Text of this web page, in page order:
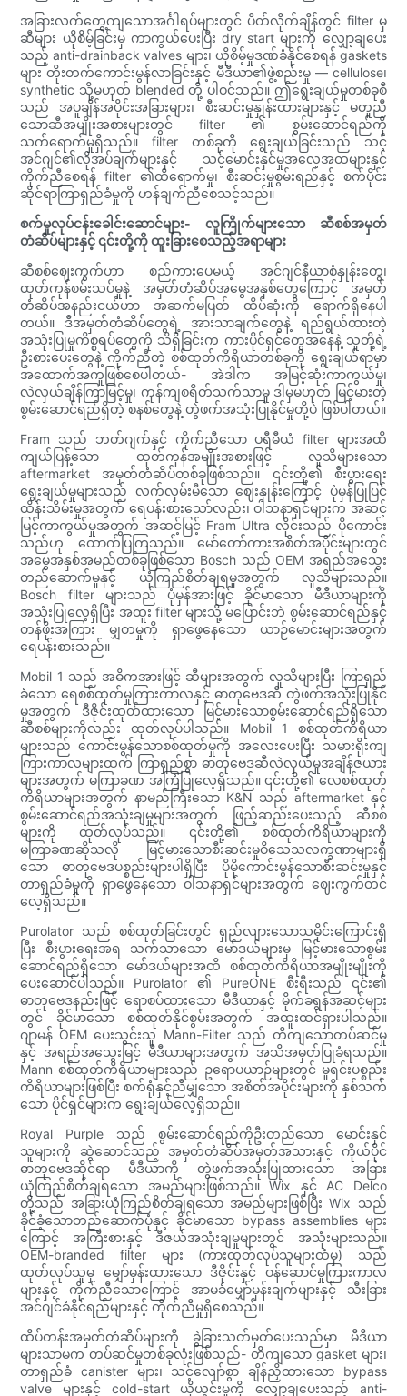
အခြားလက်တွေ့ကျသောအင်္ဂါရပ်များတွင် ပိတ်လိုက်ချိန်တွင် filter မှ
ဆီများ ယိုစိမ့်ခြင်းမှ ကာကွယ်ပေးပြီး dry start များကို လျှော့ချပေး
သည့် anti-drainback valves များ၊ ယိုစိမ့်မှုဒဏ်ခံနိုင်စေရန် gaskets
များ တိုးတက်ကောင်းမွန်လာခြင်းနှင့် မီဒီယာ၏ဖွဲ့စည်းမှု — cellulose၊
synthetic သို့မဟုတ် blended တို့ ပါဝင်သည်။ ဤရွေးချယ်မှုတစ်ခုစီ
သည် အပူချိန်အပိုင်းအခြားများ၊ စီးဆင်းမှုနှုန်းထားများနှင့် မတူညီ
သောဆီအမျိုးအစားများတွင် filter ၏ စွမ်းဆောင်ရည်ကို
သက်ရောက်မှုရှိသည်။ filter တစ်ခုကို ရွေးချယ်ခြင်းသည် သင့်
အင်ဂျင်၏လိုအပ်ချက်များနှင့် သင့်မောင်းနှင်မှုအလေ့အထများနှင့်
ကိုက်ညီစေရန် filter ၏ထိရောက်မှု၊ စီးဆင်းမှုစွမ်းရည်နှင့် စက်ပိုင်း
ဆိုင်ရာကြာရှည်ခံမှုကို ဟန်ချက်ညီစေသင့်သည်။
စက်မှုလုပ်ငန်းခေါင်းဆောင်များ- လူကြိုက်များသော ဆီစစ်အမှတ်
တံဆိပ်များနှင့် ၎င်းတို့ကို ထူးခြားစေသည့်အရာများ
ဆီစစ်ဈေးကွက်ဟာ စည်ကားပေမယ့် အင်ဂျင်နီယာစံနှုန်းတွေ၊
ထုတ်ကုန်စမ်းသပ်မှုနဲ့ အမှတ်တံဆိပ်အမွေအနှစ်တွေကြောင့် အမှတ်
တံဆိပ်အနည်းငယ်ဟာ အဆက်မပြတ် ထိပ်ဆုံးကို ရောက်ရှိနေပါ
တယ်။ ဒီအမှတ်တံဆိပ်တွေရဲ့ အားသာချက်တွေနဲ့ ရည်ရွယ်ထားတဲ့
အသုံးပြုမှုကိစ္စရပ်တွေကို သိရှိခြင်းက ကားပိုင်ရှင်တွေအနေနဲ့ သူတို့ရဲ့
ဦးစားပေးတွေနဲ့ ကိုက်ညီတဲ့ စစ်ထုတ်ကိရိယာတစ်ခုကို ရွေးချယ်ရာမှာ
အထောက်အကူဖြစ်စေပါတယ်- အဲဒါက အမြင့်ဆုံးကာကွယ်မှု၊
လဲလှယ်ချိန်ကြာမြင့်မှု၊ ကုန်ကျစရိတ်သက်သာမှု ဒါမှမဟုတ် မြင့်မားတဲ့
စွမ်းဆောင်ရည်ရှိတဲ့ စနစ်တွေနဲ့ တွဲဖက်အသုံးပြုနိုင်မှုတို့ပဲ ဖြစ်ပါတယ်။
Fram သည် ဘတ်ဂျက်နှင့် ကိုက်ညီသော ပရီမီယံ filter များအထိ
ကျယ်ပြန့်သော ထုတ်ကုန်အမျိုးအစားဖြင့် လူသိများသော
aftermarket အမှတ်တံဆိပ်တစ်ခုဖြစ်သည်။ ၎င်းတို့၏ စီးပွားရေး
ရွေးချယ်မှုများသည် လက်လှမ်းမီသော ဈေးနှုန်းကြောင့် ပုံမှန်ပြုပြင်
ထိန်းသိမ်းမှုအတွက် ရေပန်းစားသော်လည်း၊ ဝါသနာရှင်များက အဆင့်
မြင့်ကာကွယ်မှုအတွက် အဆင့်မြင့် Fram Ultra လိုင်းသည် ပိုကောင်း
သည်ဟု ထောက်ပြကြသည်။ မော်တော်ကားအစိတ်အပိုင်းများတွင်
အမွေအနှစ်အမည်တစ်ခုဖြစ်သော Bosch သည် OEM အရည်အသွေး
တည်ဆောက်မှုနှင့် ယုံကြည်စိတ်ချရမှုအတွက် လူသိများသည်။
Bosch filter များသည် ပုံမှန်အားဖြင့် ခိုင်မာသော မီဒီယာများကို
အသုံးပြုလေ့ရှိပြီး အထူး filter များသို့ မပြောင်းဘဲ စွမ်းဆောင်ရည်နှင့်
တန်ဖိုးအကြား မျှတမှုကို ရှာဖွေနေသော ယာဉ်မောင်းများအတွက်
ရေပန်းစားသည်။
Mobil 1 သည် အဓိကအားဖြင့် ဆီများအတွက် လူသိများပြီး ကြာရှည်
ခံသော ရေစစ်ထုတ်မှုကြားကာလနှင့် ဓာတုဗေဒဆီ တွဲဖက်အသုံးပြုနိုင်
မှုအတွက် ဒီဇိုင်းထုတ်ထားသော မြင့်မားသောစွမ်းဆောင်ရည်ရှိသော
ဆီစစ်များကိုလည်း ထုတ်လုပ်ပါသည်။ Mobil 1 စစ်ထုတ်ကိရိယာ
များသည် ကောင်းမွန်သောစစ်ထုတ်မှုကို အလေးပေးပြီး သမားရိုးကျ
ကြားကာလများထက် ကြာရှည်စွာ ဓာတုဗေဒဆီလဲလှယ်မှုအချိန်ဇယား
များအတွက် မကြာခဏ အကြံပြုလေ့ရှိသည်။ ၎င်းတို့၏ လေစစ်ထုတ်
ကိရိယာများအတွက် နာမည်ကြီးသော K&N သည် aftermarket နှင့်
စွမ်းဆောင်ရည်အသုံးချမှုများအတွက် ဖြည့်ဆည်းပေးသည့် ဆီစစ်
များကို ထုတ်လုပ်သည်။ ၎င်းတို့၏ စစ်ထုတ်ကိရိယာများကို
မကြာခဏဆိုသလို မြင့်မားသောစီးဆင်းမှုဝိသေသလက္ခဏာများရှိ
သော ဓာတုဗေဒပစ္စည်းများပါရှိပြီး ပိုမိုကောင်းမွန်သောစီးဆင်းမှုနှင့်
တာရှည်ခံမှုကို ရှာဖွေနေသော ဝါသနာရှင်များအတွက် ဈေးကွက်တင်
လေ့ရှိသည်။
Purolator သည် စစ်ထုတ်ခြင်းတွင် ရှည်လျားသောသမိုင်းကြောင်းရှိ
ပြီး စီးပွားရေးအရ သက်သာသော မော်ဒယ်များမှ မြင့်မားသောစွမ်း
ဆောင်ရည်ရှိသော မော်ဒယ်များအထိ စစ်ထုတ်ကိရိယာအမျိုးမျိုးကို
ပေးဆောင်ပါသည်။ Purolator ၏ PureONE စီးရီးသည် ၎င်း၏
ဓာတုဗေဒနည်းဖြင့် ရောစပ်ထားသော မီဒီယာနှင့် မိုက်ခရွန်အဆင့်များ
တွင် ခိုင်မာသော စစ်ထုတ်နိုင်စွမ်းအတွက် အထူးထင်ရှားပါသည်။
ဂျာမန် OEM ပေးသွင်းသူ Mann-Filter သည် တိကျသောတပ်ဆင်မှု
နှင့် အရည်အသွေးမြင့် မီဒီယာများအတွက် အသိအမှတ်ပြုခံရသည်။
Mann စစ်ထုတ်ကိရိယာများသည် ဥရောပယာဉ်များတွင် မူရင်းပစ္စည်း
ကိရိယာများဖြစ်ပြီး စက်ရုံနှင့်ညီမျှသော အစိတ်အပိုင်းများကို နှစ်သက်
သော ပိုင်ရှင်များက ရွေးချယ်လေ့ရှိသည်။
Royal Purple သည် စွမ်းဆောင်ရည်ကိုဦးတည်သော မောင်းနှင်
သူများကို ဆွဲဆောင်သည့် အမှတ်တံဆိပ်အမှတ်အသားနှင့် ကိုယ်ပိုင်
ဓာတုဗေဒဆိုင်ရာ မီဒီယာကို တွဲဖက်အသုံးပြုထားသော အခြား
ယုံကြည်စိတ်ချရသော အမည်များဖြစ်သည်။ Wix နှင့် AC Delco
တို့သည် အခြားယုံကြည်စိတ်ချရသော အမည်များဖြစ်ပြီး Wix သည်
ခိုင်ခံ့သောတည်ဆောက်ပုံနှင့် ခိုင်မာသော bypass assemblies များ
ကြောင့် အကြီးစားနှင့် ဒီဇယ်အသုံးချမှုများတွင် အသုံးများသည်။
OEM-branded filter များ (ကားထုတ်လုပ်သူများထံမှ) သည်
ထုတ်လုပ်သူမှ မျှော်မှန်းထားသော ဒီဇိုင်းနှင့် ဝန်ဆောင်မှုကြားကာလ
များနှင့် ကိုက်ညီသောကြောင့် အာမခံမျှော်မှန်းချက်များနှင့် သီးခြား
အင်ဂျင်ခံနိုင်ရည်များနှင့် ကိုက်ညီမှုရှိစေသည်။
ထိပ်တန်းအမှတ်တံဆိပ်များကို ခွဲခြားသတ်မှတ်ပေးသည်မှာ မီဒီယာ
များသာမက တပ်ဆင်မှုတစ်ခုလုံးဖြစ်သည်- တိကျသော gasket များ၊
တာရှည်ခံ canister များ၊ သင့်လျော်စွာ ချိန်ညှိထားသော bypass
valve များနှင့် cold-start ယိုယွင်းမှုကို လျှော့ချပေးသည့် anti-